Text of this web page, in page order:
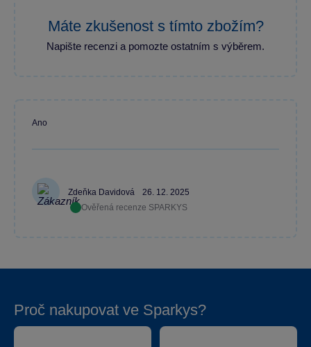
Máte zkušenost s tímto zbožím?
Napište recenzi a pomozte ostatním s výběrem.
Zdeňka Davidová
26. 12. 2025
Ověřená recenze SPARKYS
Ano
Proč nakupovat ve Sparkys?